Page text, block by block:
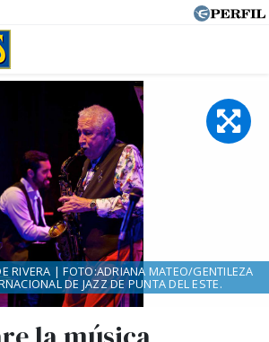
RIVERA | FOTO:ADRIANA MATEO/GENTILEZA
DE JAZZ DE PUNTA DEL ESTE.